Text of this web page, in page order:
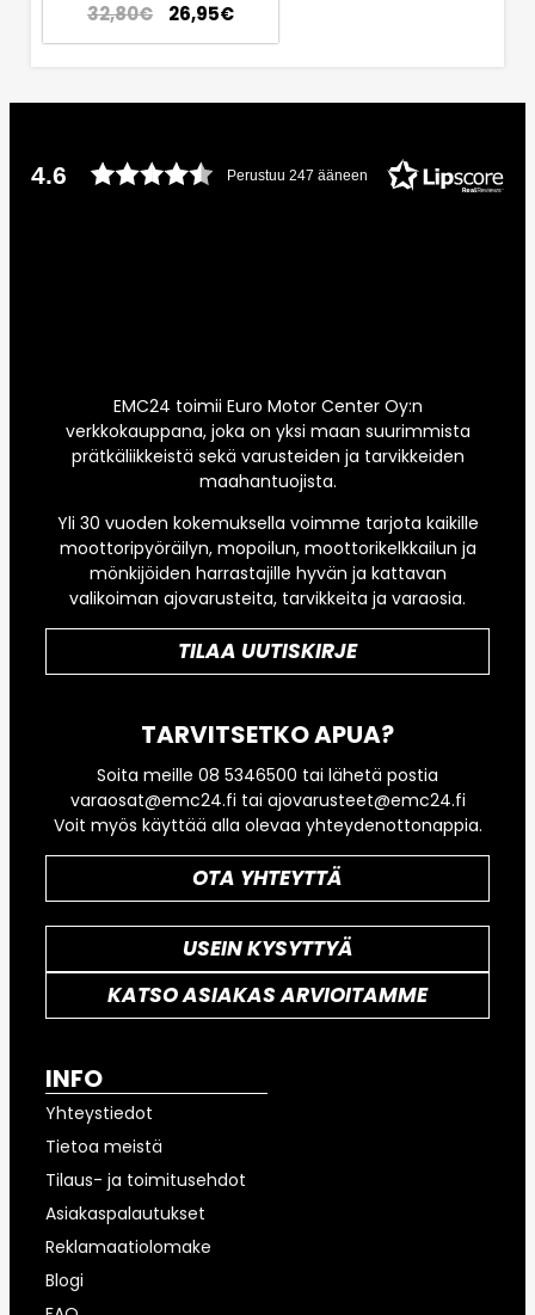
32,80€ 26,95€
4.6 Perustuu 247 ääneen
EMC24 toimii Euro Motor Center Oy:n
verkkokauppana, joka on yksi maan suurimmista
prätkäliikkeistä sekä varusteiden ja tarvikkeiden
maahantuojista.
Yli 30 vuoden kokemuksella voimme tarjota kaikille
moottoripyöräilyn, mopoilun, moottorikelkkailun ja
mönkijöiden harrastajille hyvän ja kattavan
valikoiman ajovarusteita, tarvikkeita ja varaosia.
TILAA UUTISKIRJE
TARVITSETKO APUA?
Soita meille 08 5346500 tai lähetä postia
varaosat@emc24.fi tai ajovarusteet@emc24.fi
Voit myös käyttää alla olevaa yhteydenottonappia.
OTA YHTEYTTÄ
USEIN KYSYTTYÄ
KATSO ASIAKAS ARVIOITAMME
INFO
Yhteystiedot
Tietoa meistä
Tilaus- ja toimitusehdot
Asiakaspalautukset
Reklamaatiolomake
Blogi